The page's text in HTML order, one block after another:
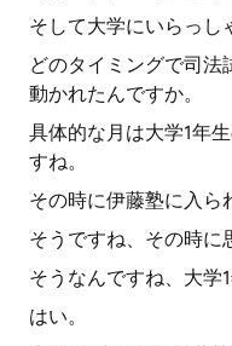
そして大学にいらっし
どのタイミングで司法
動かれたんですか。
具体的な月は大学1年
すね。
その時に伊藤塾に入ら
そうですね、その時に
そうなんですね、大学1
はい。